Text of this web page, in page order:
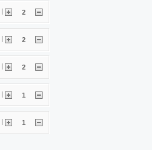
| 2
| 2
2
| 1
| 1